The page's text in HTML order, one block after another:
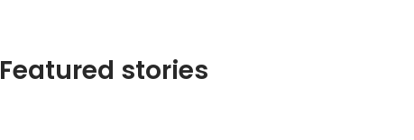
Featured stories